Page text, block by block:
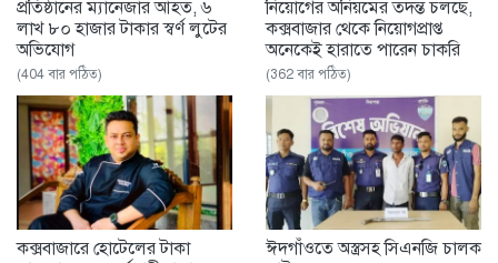
প্রতিষ্ঠানের ম্যানেজার আহত, ৬
লাখ ৮০ হাজার টাকার স্বর্ণ লুটের
অভিযোগ
(404 বার পঠিত)
নিয়োগের অনিয়মের তদন্ত চলছে,
কক্সবাজার থেকে নিয়োগপ্রাপ্ত
অনেকেই হারাতে পারেন চাকরি
(362 বার পঠিত)
কক্সবাজারে হোটেলের টাকা
ঈদগাঁওতে অস্ত্রসহ সিএনজি চালক